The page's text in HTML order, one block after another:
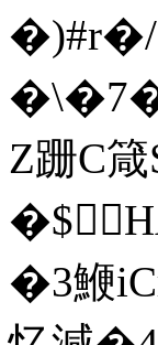
�)#r�/
�\�
Z跚C
�
�3鯾